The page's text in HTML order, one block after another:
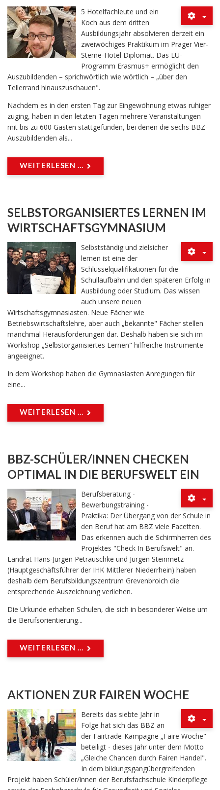
5 Hotelfachleute und ein
Koch aus dem dritten
Ausbildungsjahr absolvieren derzeit ein
zweiwöchiges Praktikum im Prager Vier-
Sterne-Hotel Diplomat. Das EU-
Programm Erasmus+ ermöglicht den
Auszubildenden – sprichwörtlich wie wörtlich – „über den
Tellerrand hinauszuschauen".
Nachdem es in den ersten Tag zur Eingewöhnung etwas ruhiger
zuging, haben in den letzten Tagen mehrere Veranstaltungen
mit bis zu 600 Gästen stattgefunden, bei denen die sechs BBZ-
Auszubildenden als...
WEITERLESEN ...
SELBSTORGANISIERTES LERNEN IM
WIRTSCHAFTSGYMNASIUM
Selbstständig und zielsicher
lernen ist eine der
Schlüsselqualifikationen für die
Schullaufbahn und den späteren Erfolg in
Ausbildung oder Studium. Das wissen
auch unsere neuen
Wirtschaftsgymnasiasten. Neue Fächer wie
Betriebswirtschaftslehre, aber auch „bekannte" Fächer stellen
manchmal Herausforderungen dar. Deshalb haben sie sich im
Workshop „Selbstorganisiertes Lernen" hilfreiche Instrumente
angeeignet.
In dem Workshop haben die Gymnasiasten Anregungen für
eine...
WEITERLESEN ...
BBZ-SCHÜLER/INNEN CHECKEN
OPTIMAL IN DIE BERUFSWELT EIN
Berufsberatung -
Bewerbungstraining -
Praktika: Der Übergang von der Schule in
den Beruf hat am BBZ viele Facetten.
Das erkennen auch die Schirmherren des
Projektes "Check In Berufswelt" an.
Landrat Hans-Jürgen Petrauschke und Jürgen Steinmetz
(Hauptgeschäftsführer der IHK Mittlerer Niederrhein) haben
deshalb dem Berufsbildungszentrum Grevenbroich die
entsprechende Auszeichnung verliehen.
Die Urkunde erhalten Schulen, die sich in besonderer Weise um
die Berufsorientierung...
WEITERLESEN ...
AKTIONEN ZUR FAIREN WOCHE
Bereits das siebte Jahr in
Folge hat sich das BBZ an
der Fairtrade-Kampagne „Faire Woche"
beteiligt - dieses Jahr unter dem Motto
„Gleiche Chancen durch Fairen Handel".
In dem bildungsgangübergreifenden
Projekt haben Schüler/innen der Berufsfachschule Kinderpflege